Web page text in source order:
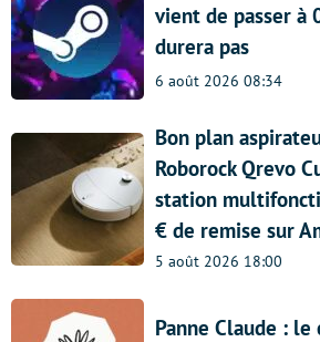
vient de passer à
durera pas
6 août 2026 08:34
Bon plan
Roborock Qrevo
station
€ de remise sur
5 août 2026 18:00
Panne Claude :